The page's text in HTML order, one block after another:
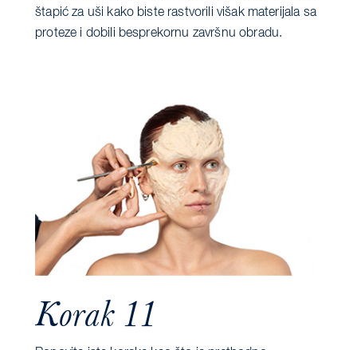
štapić za uši kako biste rastvorili višak materijala sa
proteze i dobili besprekornu završnu obradu.
Korak 11